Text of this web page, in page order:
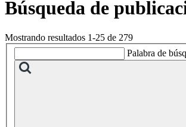
Búsqueda de
Mostrando resultados 1-25 de 279
Palabra de